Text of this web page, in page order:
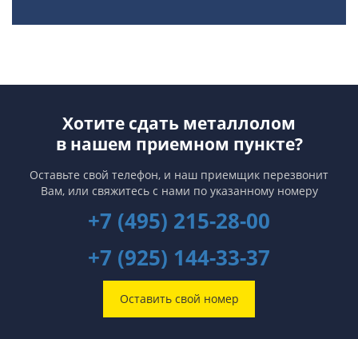
Хотите сдать металлолом
в нашем приемном пункте?
Оставьте свой телефон, и наш приемщик перезвонит
Вам, или свяжитесь с нами по указанному номеру
+7 (495) 215-28-00
+7 (925) 144-33-37
Оставить свой номер